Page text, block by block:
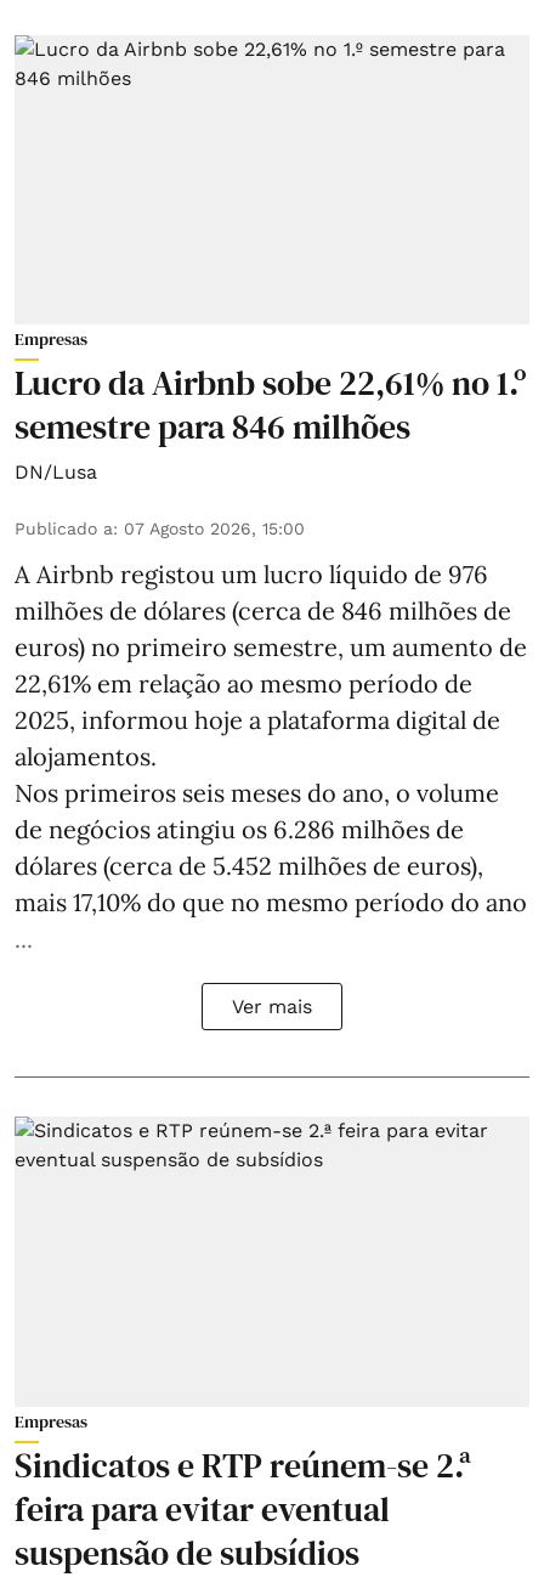
Empresas
Lucro da Airbnb sobe 22,61% no 1.º
semestre para 846 milhões
DN/Lusa
Publicado a: 07 Agosto 2026, 15:00
A Airbnb registou um lucro líquido de 976
milhões de dólares (cerca de 846 milhões de
euros) no primeiro semestre, um aumento de
22,61% em relação ao mesmo período de
2025, informou hoje a plataforma digital de
alojamentos.
Nos primeiros seis meses do ano, o volume
de negócios atingiu os 6.286 milhões de
dólares (cerca de 5.452 milhões de euros),
mais 17,10% do que no mesmo período do ano
...
Ver mais
Empresas
Sindicatos e RTP reúnem-se 2.ª
feira para evitar eventual
suspensão de subsídios